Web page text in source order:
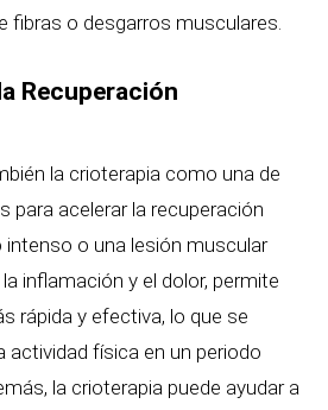
fibras o desgarros musculares.
Recuperación
la crioterapia como una de
para acelerar la recuperación
intenso o una lesión muscular
inflamación y el dolor, permite
rápida y efectiva, lo que se
actividad física en un periodo
la crioterapia puede ayudar a